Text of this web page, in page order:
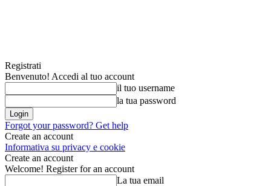
Registrati
Benvenuto! Accedi al tuo account
il tuo username
la tua password
Forgot your password? Get help
Create an account
Informativa su privacy e cookie
Create an account
Welcome! Register for an account
La tua email